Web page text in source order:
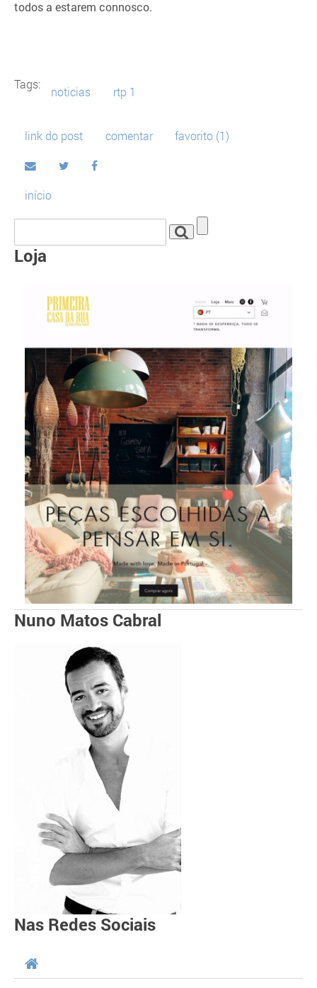
todos a estarem connosco.
Tags:
noticias rtp 1
link do post comentar favorito (1)
início
Loja
Nuno Matos Cabral
Nas Redes Sociais